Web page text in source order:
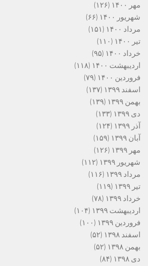
مهر ۱۴۰۰
(۱۲۶)
شهریور ۱۴۰۰
(۶۶)
مرداد ۱۴۰۰
(۱۵۱)
تیر ۱۴۰۰
(۱۱۰)
خرداد ۱۴۰۰
(۹۵)
اردیبهشت ۱۴۰۰
(۱۱۸)
فروردین ۱۴۰۰
(۷۹)
اسفند ۱۳۹۹
(۱۳۷)
بهمن ۱۳۹۹
(۱۳۹)
دی ۱۳۹۹
(۱۳۳)
آذر ۱۳۹۹
(۱۲۴)
آبان ۱۳۹۹
(۱۵۹)
مهر ۱۳۹۹
(۱۲۶)
شهریور ۱۳۹۹
(۱۱۲)
مرداد ۱۳۹۹
(۱۱۶)
تیر ۱۳۹۹
(۱۱۹)
خرداد ۱۳۹۹
(۷۸)
اردیبهشت ۱۳۹۹
(۱۰۴)
فروردین ۱۳۹۹
(۱۰۰)
اسفند ۱۳۹۸
(۵۲)
بهمن ۱۳۹۸
(۵۲)
دی ۱۳۹۸
(۸۴)